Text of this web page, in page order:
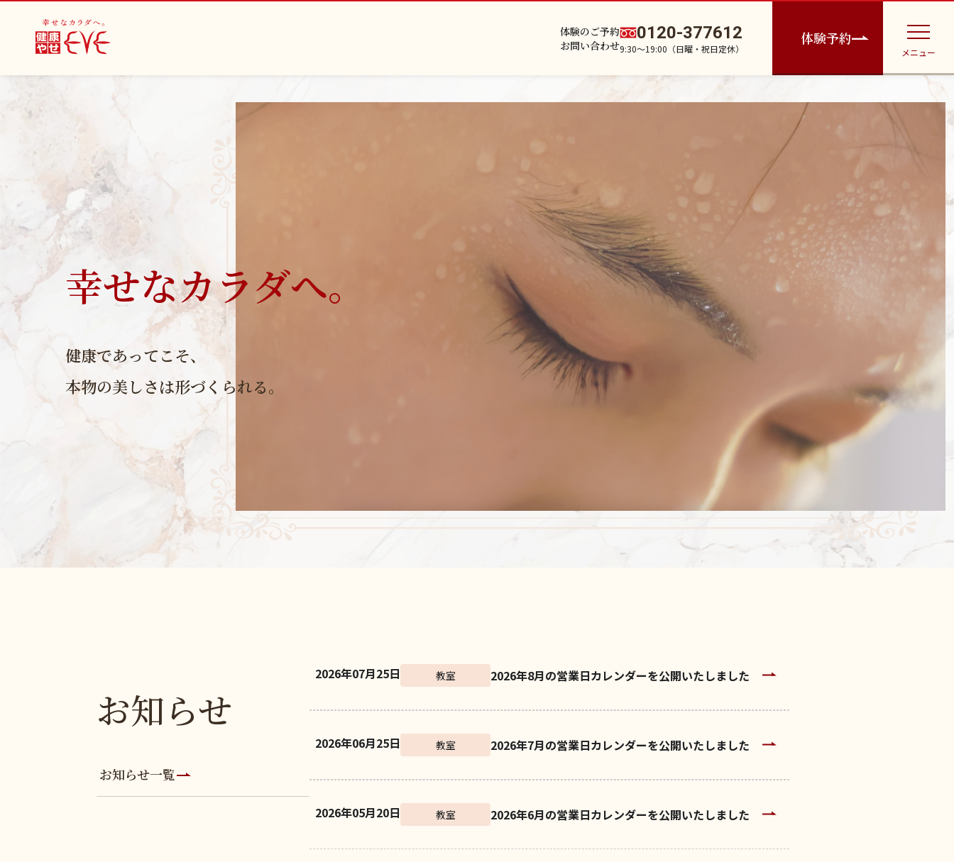
体験のご予約
お問い合わせ
0120-377612
9:30〜19:00（日曜・祝日定休）
体験予約
メニュー
幸せなカラダへ。
健康であってこそ、
本物の美しさは形づくられる。
お知らせ
お知らせ一覧
2026年07月25日 教室 2026年8月の営業日カレンダーを公開いたしました
2026年06月25日 教室 2026年7月の営業日カレンダーを公開いたしました
2026年05月20日 教室 2026年6月の営業日カレンダーを公開いたしました